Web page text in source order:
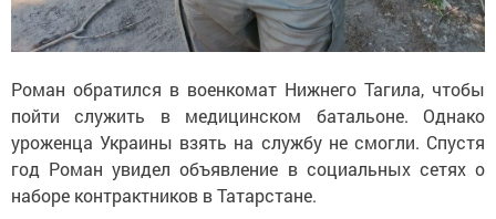
Роман обратился в военкомат Нижнего Тагила, чтобы
пойти служить в медицинском батальоне. Однако
уроженца Украины взять на службу не смогли. Спустя
год Роман увидел объявление в социальных сетях о
наборе контрактников в Татарстане.